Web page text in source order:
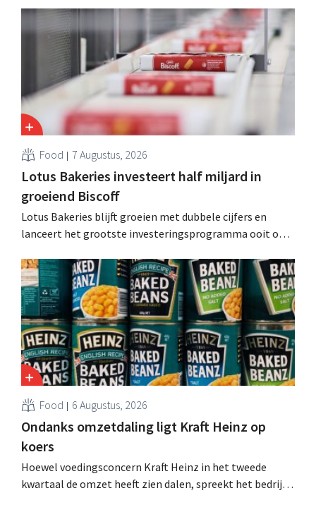
andere Guiness en voorgemixte cocktails.
Food 7 Augustus, 2026
Lotus Bakeries investeert half miljard in
groeiend Biscoff
Lotus Bakeries blijft groeien met dubbele cijfers en
lanceert het grootste investeringsprogramma ooit om
moeten dit momentum grijpen”.
Food 6 Augustus, 2026
Ondanks omzetdaling ligt Kraft Heinz op
koers
Hoewel voedingsconcern Kraft Heinz in het tweede
kwartaal de omzet heeft zien dalen, spreekt het bedrijf